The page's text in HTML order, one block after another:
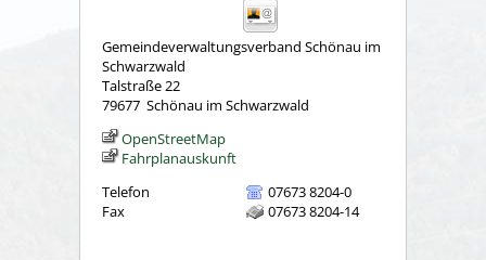
Gemeindeverwaltungsverband Schönau im
Schwarzwald
Talstraße 22
79677 Schönau im Schwarzwald
OpenStreetMap
Fahrplanauskunft
Telefon
07673 8204-0
Fax
07673 8204-14